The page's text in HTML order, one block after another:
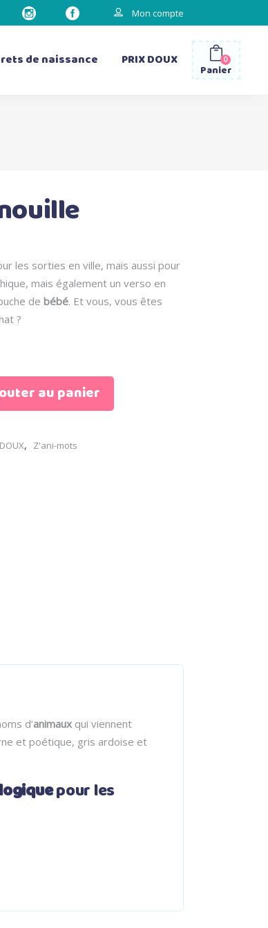
Mon compte
les bavettes d’épaule
les matelas à langer
de naissance PRIX DOUX
Panier
0
les sorties en ville, mais aussi pour
mais également un verso en
de bébé. Et vous, vous êtes
?
au panier
, Z'ani-mots
d’animaux qui viennent
et poétique, gris ardoise et
pour les